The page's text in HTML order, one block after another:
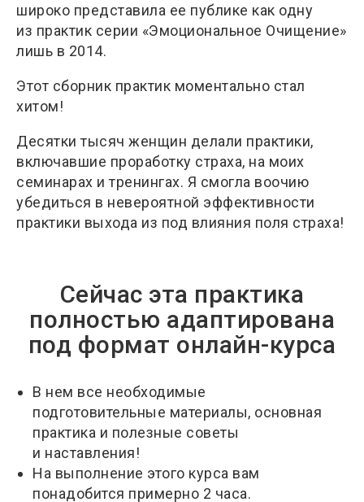
широко представила ее публике как одну
из практик серии «Эмоциональное Очищение»
лишь в 2014.
Этот сборник практик моментально стал
хитом!
Десятки тысяч женщин делали практики,
включавшие проработку страха, на моих
семинарах и тренингах. Я смогла воочию
убедиться в невероятной эффективности
практики выхода из под влияния поля страха!
Сейчас эта практика
полностью адаптирована
под формат онлайн-курса
В нем все необходимые
подготовительные материалы, основная
практика и полезные советы
и наставления!
На выполнение этого курса вам
понадобится примерно 2 часа.